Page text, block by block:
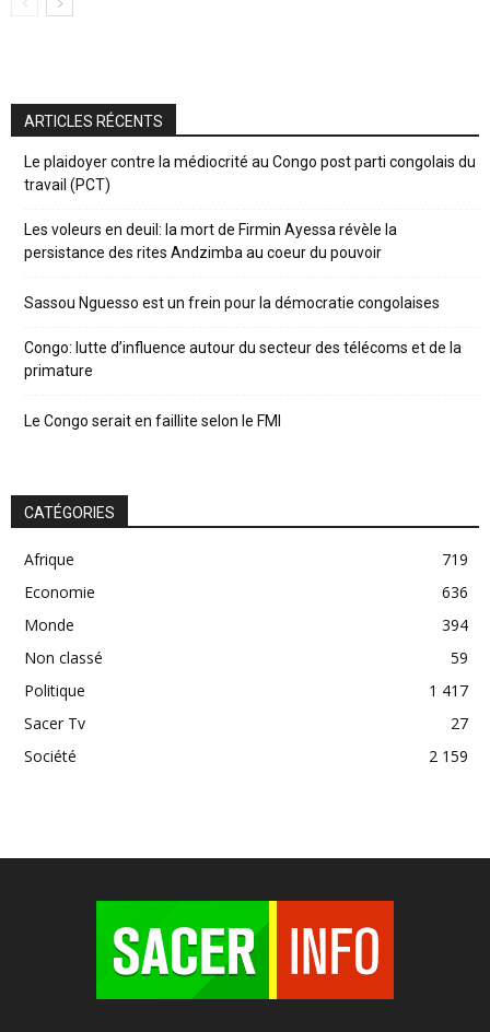
ARTICLES RÉCENTS
Le plaidoyer contre la médiocrité au Congo post parti congolais du
travail (PCT)
Les voleurs en deuil: la mort de Firmin Ayessa révèle la
persistance des rites Andzimba au coeur du pouvoir
Sassou Nguesso est un frein pour la démocratie congolaises
Congo: lutte d’influence autour du secteur des télécoms et de la
primature
Le Congo serait en faillite selon le FMI
CATÉGORIES
Afrique
719
Economie
636
Monde
394
Non classé
59
Politique
1 417
Sacer Tv
27
Société
2 159